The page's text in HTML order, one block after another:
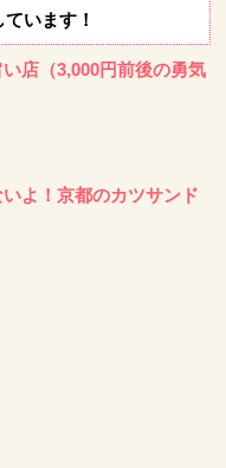
います！
店（3,000円前後の勇気
いよ！京都のカツサンド